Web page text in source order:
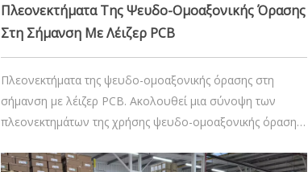
Πλεονεκτήματα Της Ψευδο-Ομοαξονικής Όρασης
Στη Σήμανση Με Λέιζερ PCB
Πλεονεκτήματα της ψευδο-ομοαξονικής όρασης στη
σήμανση με λέιζερ PCB. Ακολουθεί μια σύνοψη των
πλεονεκτημάτων της χρήσης ψευδο-ομοαξονικής όρασης
του φακού ή TTL, ή ομοαξονική όραση μέσω συνδυαστή